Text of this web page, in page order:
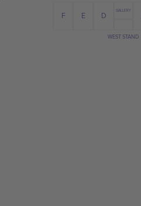
GALLERY
D
E
F
WEST STAND